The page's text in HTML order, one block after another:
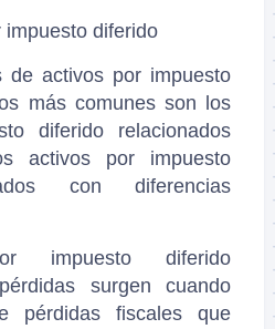
impuesto diferido
de activos por impuesto
más comunes son los
diferido relacionados
activos por impuesto
con diferencias
impuesto diferido
surgen cuando
pérdidas fiscales que